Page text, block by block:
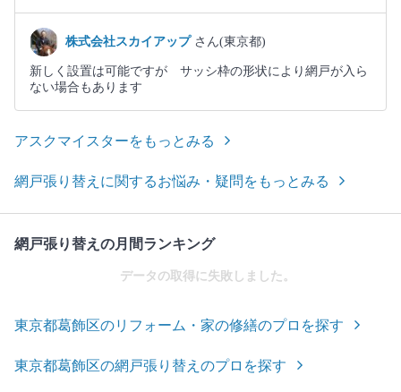
株式会社スカイアップ さん(東京都)
新しく設置は可能ですが サッシ枠の形状により網戸が入ら
ない場合もあります
アスクマイスターをもっとみる
網戸張り替えに関するお悩み・疑問をもっとみる
網戸張り替えの月間ランキング
データの取得に失敗しました。
東京都葛飾区のリフォーム・家の修繕のプロを探す
東京都葛飾区の網戸張り替えのプロを探す